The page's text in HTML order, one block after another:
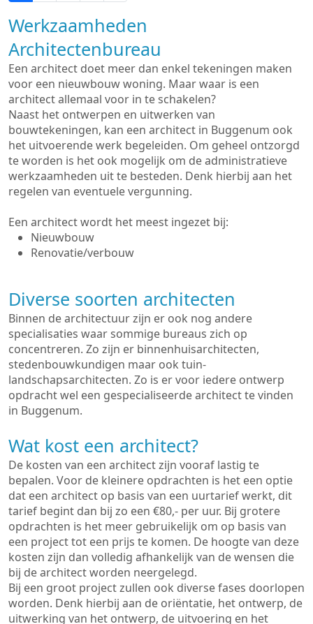
Werkzaamheden
Architectenbureau
Een architect doet meer dan enkel tekeningen maken
voor een nieuwbouw woning. Maar waar is een
architect allemaal voor in te schakelen?
Naast het ontwerpen en uitwerken van
bouwtekeningen, kan een architect in Buggenum ook
het uitvoerende werk begeleiden. Om geheel ontzorgd
te worden is het ook mogelijk om de administratieve
werkzaamheden uit te besteden. Denk hierbij aan het
regelen van eventuele vergunning.
Een architect wordt het meest ingezet bij:
Nieuwbouw
Renovatie/verbouw
Diverse soorten architecten
Binnen de architectuur zijn er ook nog andere
specialisaties waar sommige bureaus zich op
concentreren. Zo zijn er binnenhuisarchitecten,
stedenbouwkundigen maar ook tuin-
landschapsarchitecten. Zo is er voor iedere ontwerp
opdracht wel een gespecialiseerde architect te vinden
in Buggenum.
Wat kost een architect?
De kosten van een architect zijn vooraf lastig te
bepalen. Voor de kleinere opdrachten is het een optie
dat een architect op basis van een uurtarief werkt, dit
tarief begint dan bij zo een €80,- per uur. Bij grotere
opdrachten is het meer gebruikelijk om op basis van
een project tot een prijs te komen. De hoogte van deze
kosten zijn dan volledig afhankelijk van de wensen die
bij de architect worden neergelegd.
Bij een groot project zullen ook diverse fases doorlopen
worden. Denk hierbij aan de oriëntatie, het ontwerp, de
uitwerking van het ontwerp, de uitvoering en het